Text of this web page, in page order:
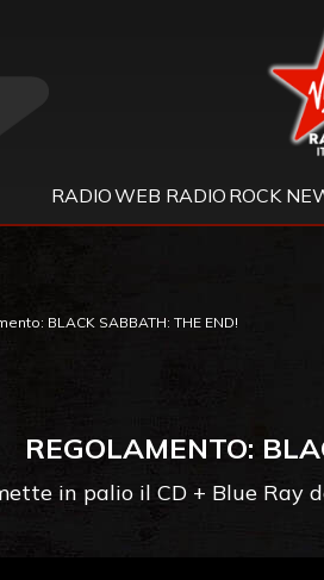
RADIOWEB RADIO ROCK
BLACK SABBATH: THE END!
REGOLAMENTO:
in palio il CD + Blue Ray